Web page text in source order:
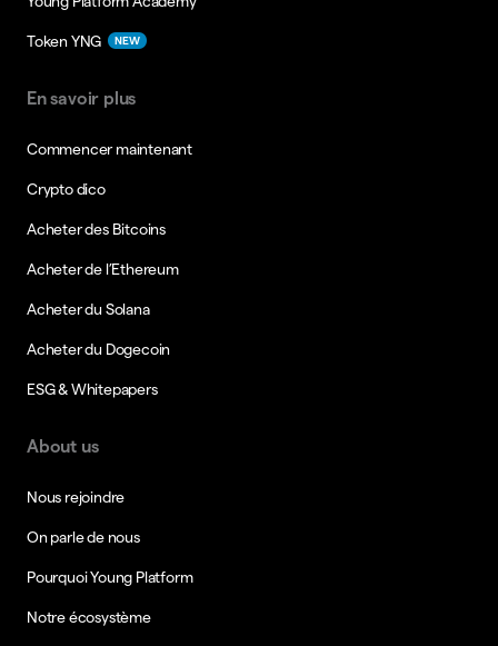
Token YNG NEW
En savoir plus
Commencer maintenant
Crypto dico
Acheter des Bitcoins
Acheter de l’Ethereum
Acheter du Solana
Acheter du Dogecoin
ESG & Whitepapers
About us
Nous rejoindre
On parle de nous
Pourquoi Young Platform
Notre écosystème